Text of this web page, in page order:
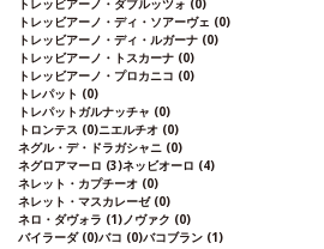
トレッビアーノ・ダブルッツォ (0)
トレッビアーノ・ディ・ソアーヴェ (0)
トレッビアーノ・ディ・ルガーナ (0)
トレッビアーノ・トスカーナ (0)
トレッビアーノ・プロカニコ (0)
トレパット (0)
トレパットガルナッチャ (0)
トロンテス (0)ニエルチオ (0)
ネグル・デ・ドラガシャニ (0)
ネグロアマーロ (3)ネッビオーロ (4)
ネレット・カプチーオ (0)
ネレット・マスカレーゼ (0)
ネロ・ダヴォラ (1)ノヴァク (0)
バイラーダ (0)バコ (0)バコブラン (1)